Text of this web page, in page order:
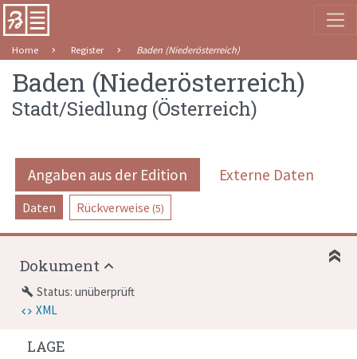
Home Register Baden (Niederösterreich)
Baden (Niederösterreich)
Stadt/Siedlung (Österreich)
Angaben aus der Edition Externe Daten
Daten Rückverweise (5)
LAGE
Dokument
build Status: unüberprüft
XML